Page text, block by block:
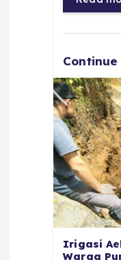
o
k
Irigasi
Warga